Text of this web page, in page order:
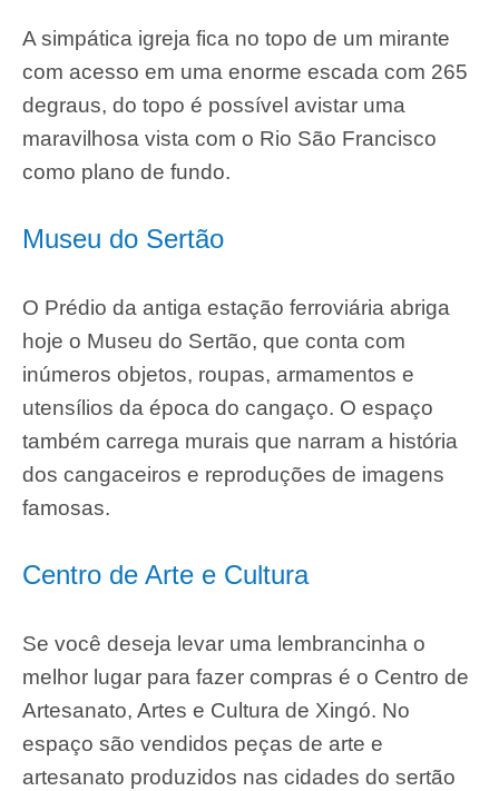
A simpática igreja fica no topo de um mirante
com acesso em uma enorme escada com 265
degraus, do topo é possível avistar uma
maravilhosa vista com o Rio São Francisco
como plano de fundo.
Museu do Sertão
O Prédio da antiga estação ferroviária abriga
hoje o Museu do Sertão, que conta com
inúmeros objetos, roupas, armamentos e
utensílios da época do cangaço. O espaço
também carrega murais que narram a história
dos cangaceiros e reproduções de imagens
famosas.
Centro de Arte e Cultura
Se você deseja levar uma lembrancinha o
melhor lugar para fazer compras é o Centro de
Artesanato, Artes e Cultura de Xingó. No
espaço são vendidos peças de arte e
artesanato produzidos nas cidades do sertão